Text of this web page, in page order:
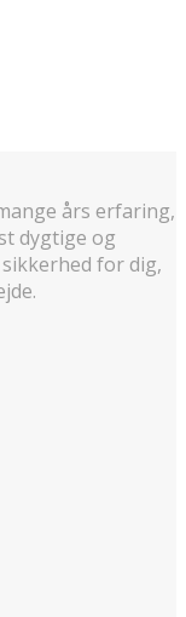
års erfaring,
dygtige og
for dig,